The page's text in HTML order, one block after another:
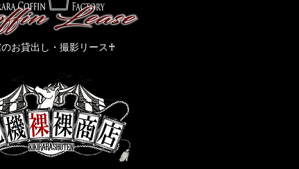
。
お貸出し・撮影リース♰